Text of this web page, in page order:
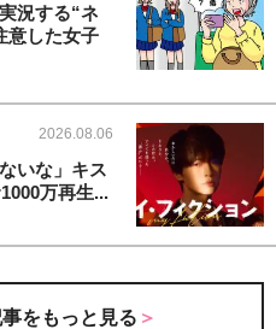
況する“ネ
意した女子
2026.08.06
いな」キス
万再生...
をもっと見る